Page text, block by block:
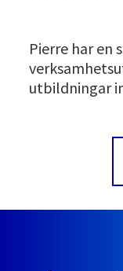
Pierre har en
utbildningar